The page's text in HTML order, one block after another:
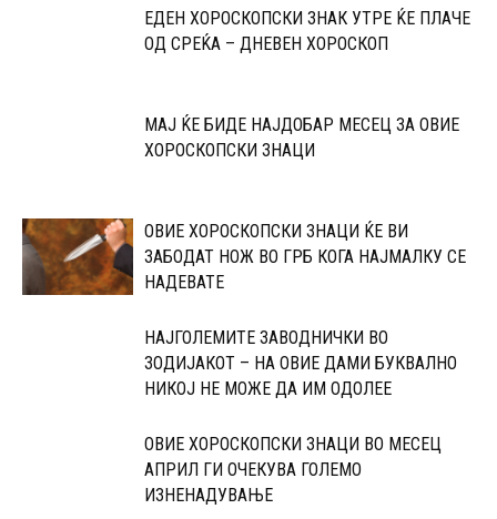
ЕДЕН ХОРОСКОПСКИ ЗНАК УТРЕ ЌЕ ПЛАЧЕ
ОД СРЕЌА – ДНЕВЕН ХОРОСКОП
МАЈ ЌЕ БИДЕ НАЈДОБАР МЕСЕЦ ЗА ОВИЕ
ХОРОСКОПСКИ ЗНАЦИ
ОВИЕ ХОРОСКОПСКИ ЗНАЦИ ЌЕ ВИ
ЗАБОДАТ НОЖ ВО ГРБ КОГА НАЈМАЛКУ СЕ
НАДЕВАТЕ
НАЈГОЛЕМИТЕ ЗАВОДНИЧКИ ВО
ЗОДИЈАКОТ – НА ОВИЕ ДАМИ БУКВАЛНО
НИКОЈ НЕ МОЖЕ ДА ИМ ОДОЛЕЕ
ОВИЕ ХОРОСКОПСКИ ЗНАЦИ ВО МЕСЕЦ
АПРИЛ ГИ ОЧЕКУВА ГОЛЕМО
ИЗНЕНАДУВАЊЕ